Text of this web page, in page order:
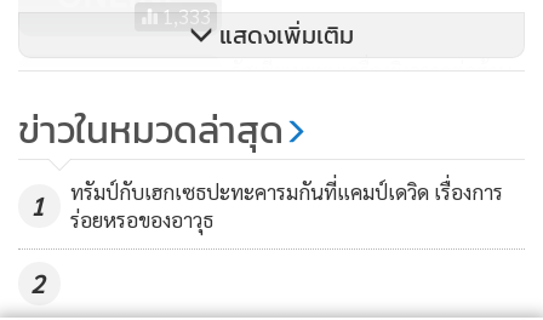
1,333
1,879
รัสเซียเผยขนเครื่องยิงจรวดต่อต้าน
เหตุสุดวิสัย
แสดงเพิ่มเติม
ข่าวในหมวดล่าสุด
1
ทรัมป์กับเฮกเซธปะทะคารมกันที่แคมป์เดวิด เรื่องการ
ร่อยหรอของอาวุธ
2